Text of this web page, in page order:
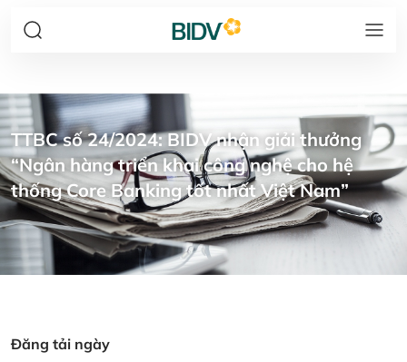
TTBC số 24/2024: BIDV nhận giải thưởng
“Ngân hàng triển khai công nghệ cho hệ
thống Core Banking tốt nhất Việt Nam”
Đăng tải ngày